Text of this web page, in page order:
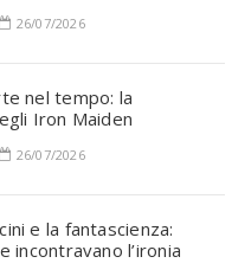
26/07/2026
nel tempo: la
Iron Maiden
26/07/2026
e la fantascienza:
incontravano l’ironia